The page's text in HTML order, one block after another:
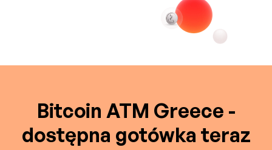
Bitcoin ATM Greece -
dostępna gotówka teraz